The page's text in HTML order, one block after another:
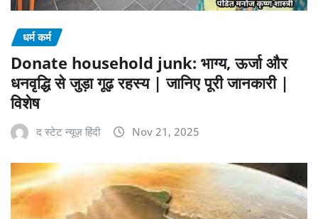
धर्म कर्म
Donate household junk: भाग्य, ऊर्जा और
धनवृद्धि से जुड़ा गूढ़ रहस्य | जानिए पूरी जानकारी |
विशेष
द स्टेट न्यूज़ हिंदी Nov 21, 2025